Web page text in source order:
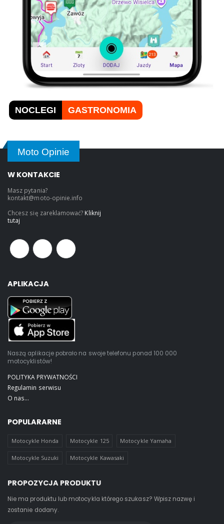
NOCLEGI GASTRONOMIA
Moto Opinie
W KONTAKCIE
Masz pytania?
kontakt@moto-opinie.info
Chcesz się zareklamować? Kliknij
tutaj
APLIKACJA
Naszą aplikacje pobrało na swoje telefonu ponad 100 000
motocyklistów!
POLITYKA PRYWATNOŚCI
Regulamin serwisu
O nas...
POPULARARNE
Motocykle Honda Motocykle 125 Motocykle Yamaha
Motocykle Suzuki Motocykle Kawasaki
PROPOZYCJA PRODUKTU
Nie ma produktu lub motocykla którego szukasz? Wpisz nazwę i
zostanie dodany.